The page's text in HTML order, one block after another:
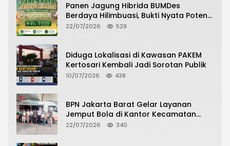
Panen Jagung Hibrida BUMDes
Berdaya Hilimbuasi, Bukti Nyata Potensi
Pertanian Desa
22/07/2026 529
Diduga Lokalisasi di Kawasan PAKEM
Kertosari Kembali Jadi Sorotan Publik
10/07/2026 438
BPN Jakarta Barat Gelar Layanan
Jemput Bola di Kantor Kecamatan
Grogol Petamburan, Warga Antusias
22/07/2026 340